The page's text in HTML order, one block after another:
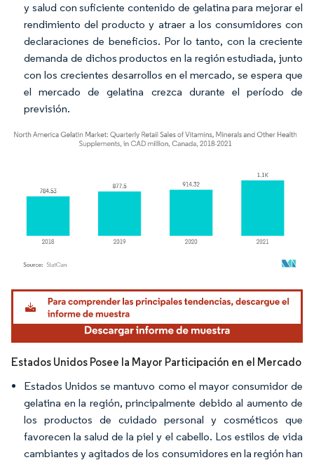
y salud con suficiente contenido de gelatina para mejorar el
rendimiento del producto y atraer a los consumidores con
declaraciones de beneficios. Por lo tanto, con la creciente
demanda de dichos productos en la región estudiada, junto
con los crecientes desarrollos en el mercado, se espera que
el mercado de gelatina crezca durante el período de
previsión.
Imagen © Mordor Intelligence. El uso requiere atribución según CC BY 4.0.
Estados Unidos Posee la Mayor Participación en el Mercado
Estados Unidos se mantuvo como el mayor consumidor de
gelatina en la región, principalmente debido al aumento de
los productos de cuidado personal y cosméticos que
favorecen la salud de la piel y el cabello. Los estilos de vida
cambiantes y agitados de los consumidores en la región han